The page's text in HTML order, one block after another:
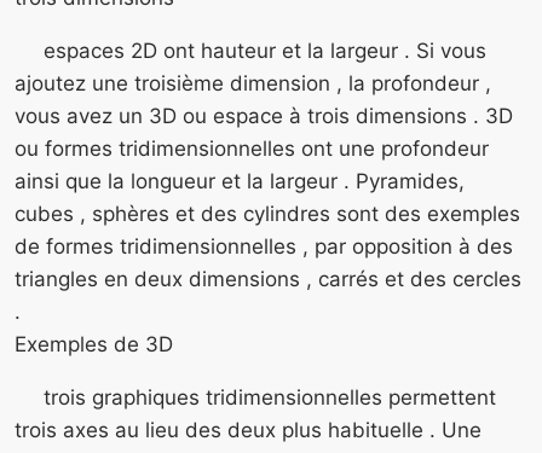
espaces 2D ont hauteur et la largeur . Si vous
ajoutez une troisième dimension , la profondeur ,
vous avez un 3D ou espace à trois dimensions . 3D
ou formes tridimensionnelles ont une profondeur
ainsi que la longueur et la largeur . Pyramides,
cubes , sphères et des cylindres sont des exemples
de formes tridimensionnelles , par opposition à des
triangles en deux dimensions , carrés et des cercles
.
Exemples de 3D ​​
trois graphiques tridimensionnelles permettent
trois axes au lieu des deux plus habituelle . Une